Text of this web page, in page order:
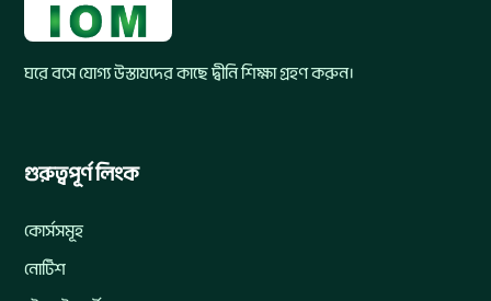
ঘরে বসে যোগ্য উস্তাযদের কাছে দ্বীনি শিক্ষা গ্রহণ করুন।
গুরুত্বপূর্ণ লিংক
কোর্সসমূহ
নোটিশ